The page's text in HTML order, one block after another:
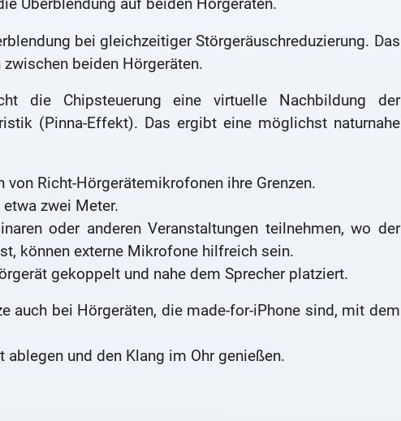
bei gleichzeitiger Störgeräuschreduzierung. Das
beiden Hörgeräten.
die Chipsteuerung eine virtuelle Nachbildung der
(Pinna-Effekt). Das ergibt eine möglichst naturnahe
Richt-Hörgerätemikrofonen ihre Grenzen.
zwei Meter.
oder anderen Veranstaltungen teilnehmen, wo der
können externe Mikrofone hilfreich sein.
gekoppelt und nahe dem Sprecher platziert.
auch bei Hörgeräten, die made-for-iPhone sind, mit dem
und den Klang im Ohr genießen.